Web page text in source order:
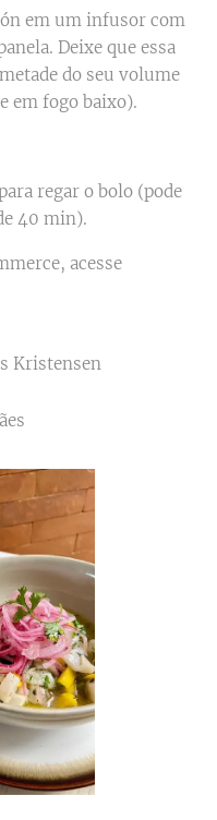
em um infusor com
Deixe que essa
do seu volume
em fogo baixo).
regar o bolo (pode
40 min).
acesse
Kristensen